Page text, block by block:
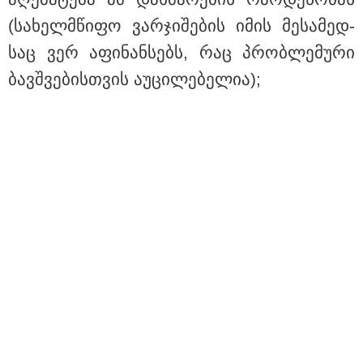
(სა­ხელ­მწი­ფო ვარ­ჯი­შე­ბის იმის მე­სა­მედ­
საც ვერ აფი­ნან­სებს, რაც პრობ­ლე­მუ­რი
ბავ­შვე­ბის­თვის აუ­ცი­ლე­ბე­ლია);